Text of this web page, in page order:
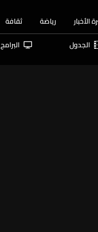
الأخبار رياضة ثقافة
الجدول البرامج